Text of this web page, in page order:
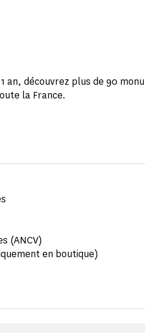
an, découvrez plus de 90
la France.
(ANCV)
en boutique)